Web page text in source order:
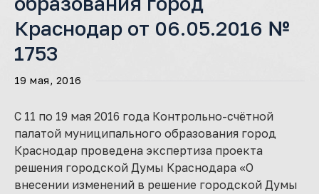
Краснодар от 06.05.2016 №
1753
19 мая, 2016
С 11 по 19 мая 2016 года Контрольно-счётной
палатой муниципального образования город
Краснодар проведена экспертиза проекта
решения городской Думы Краснодара «О
внесении изменений в решение городской Думы